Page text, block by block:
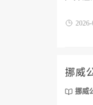
守反洗
挪威
挪威